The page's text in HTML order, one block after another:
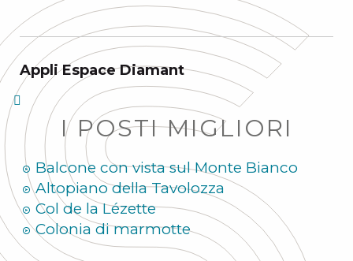
Appli Espace Diamant
I POSTI MIGLIORI
Balcone con vista sul Monte Bianco
Altopiano della Tavolozza
Col de la Lézette
Colonia di marmotte